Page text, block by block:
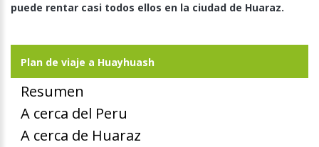
puede rentar casi todos ellos en la ciudad de Huaraz.
Plan de viaje a Huayhuash
Resumen
A cerca del Peru
A cerca de Huaraz